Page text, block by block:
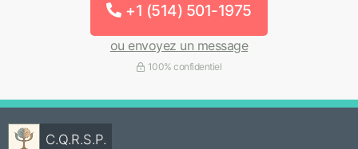
+1 (514) 501-1975
ou envoyez un message
100% confidentiel
C.Q.R.S.P.